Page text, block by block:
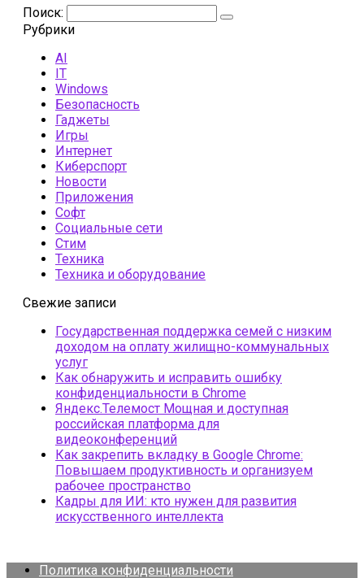
Поиск:
Рубрики
AI
IT
Windows
Безопасность
Гаджеты
Игры
Интернет
Киберспорт
Новости
Приложения
Софт
Социальные сети
Стим
Техника
Техника и оборудование
Свежие записи
Государственная поддержка семей с низким
доходом на оплату жилищно-коммунальных
услуг
Как обнаружить и исправить ошибку
конфиденциальности в Chrome
Яндекс.Телемост Мощная и доступная
российская платформа для
видеоконференций
Как закрепить вкладку в Google Chrome:
Повышаем продуктивность и организуем
рабочее пространство
Кадры для ИИ: кто нужен для развития
искусственного интеллекта
Политика конфиденциальности